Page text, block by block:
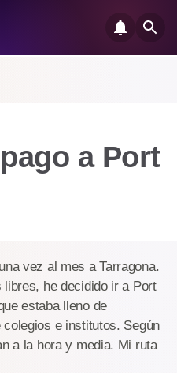
a Port
vez al mes a Tarragona.
he decidido ir a Port
estaba lleno de
e institutos. Según
a la hora y media. Mi ruta